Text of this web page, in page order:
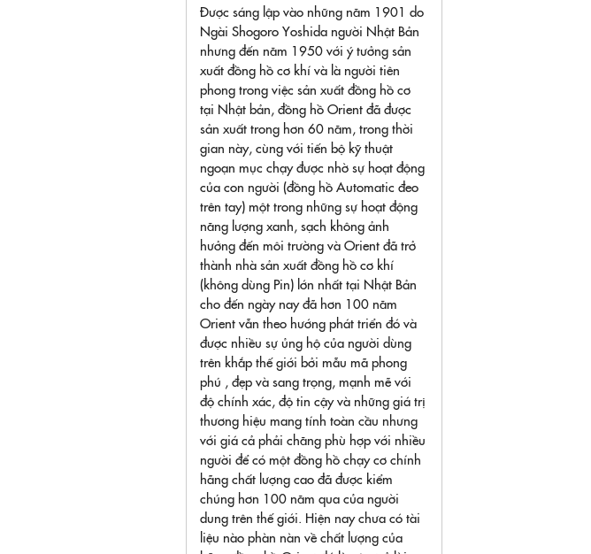
Được sáng lập vào những năm 1901 do
Ngài Shogoro Yoshida người Nhật Bản
nhưng đến năm 1950 với ý tưởng sản
xuất đồng hồ cơ khí và là người tiên
phong trong việc sản xuất đồng hồ cơ
tại Nhật bản, đồng hồ Orient đã được
sản xuất trong hơn 60 năm, trong thời
gian này, cùng với tiến bộ kỹ thuật
ngoạn mục chạy được nhờ sự hoạt động
của con người (đồng hồ Automatic đeo
trên tay) một trong những sự hoạt động
năng lượng xanh, sạch không ảnh
hưởng đến môi trường và Orient đã trở
thành nhà sản xuất đồng hồ cơ khí
(không dùng Pin) lớn nhất tại Nhật Bản
cho đến ngày nay đã hơn 100 năm
Orient vẫn theo hướng phát triển đó và
được nhiều sự ủng hộ của người dùng
trên khắp thế giới bởi mẫu mã phong
phú , đẹp và sang trọng, mạnh mẽ với
độ chính xác, độ tin cậy và những giá trị
thương hiệu mang tính toàn cầu nhưng
với giá cả phải chăng phù hợp với nhiều
người để có một đồng hồ chạy cơ chính
hãng chất lượng cao đã được kiểm
chúng hơn 100 năm qua của người
dung trên thế giới. Hiện nay chưa có tài
liệu nào phàn nàn về chất lượng của